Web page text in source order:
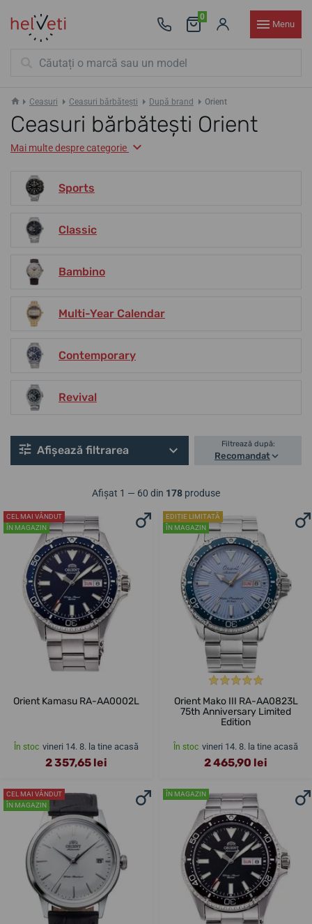
0
Menu
Ceasuri Ceasuri bărbătești După brand Orient
Ceasuri bărbătești Orient
Mai multe despre categorie
Sports
Classic
Bambino
Multi-Year Calendar
Contemporary
Revival
Afișează filtrarea Filtrează după:
Recomandat
Afișat 1 — 60 din 178 produse
CEL MAI VÂNDUT
ÎN MAGAZIN
Orient Kamasu RA-AA0002L
În stoc vineri 14. 8. la tine acasă
2 357,65 lei
EDIȚIE LIMITATĂ
ÎN MAGAZIN
Orient Mako III RA-AA0823L
75th Anniversary Limited
Edition
În stoc vineri 14. 8. la tine acasă
2 465,90 lei
CEL MAI VÂNDUT
ÎN MAGAZIN
ÎN MAGAZIN